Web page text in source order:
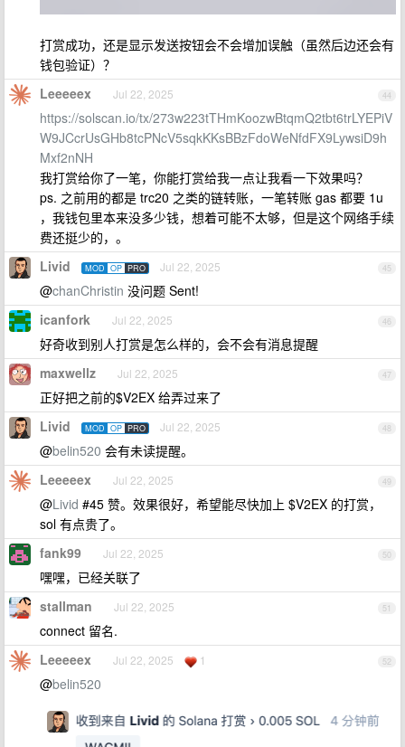
打赏成功，还是显示发送按钮会不会增加误触（虽然后边还会有
钱包验证）？
44
Leeeeex Jul 22, 2025
https://solscan.io/tx/273w223tTHmKoozwBtqmQ2tbt6trLYEPiV
W9JCcrUsGHb8tcPNcV5sqkKKsBBzFdoWeNfdFX9LywsiD9h
Mxf2nNH
我打赏给你了一笔，你能打赏给我一点让我看一下效果吗？
ps. 之前用的都是 trc20 之类的链转账，一笔转账 gas 都要 1u
，我钱包里本来没多少钱，想着可能不太够，但是这个网络手续
费还挺少的，。
45
Livid MOD OP PRO Jul 22, 2025
@chanChristin 没问题 Sent!
46
icanfork Jul 22, 2025
好奇收到别人打赏是怎么样的，会不会有消息提醒
47
maxwellz Jul 22, 2025
正好把之前的$V2EX 给弄过来了
48
Livid MOD OP PRO Jul 22, 2025
@belin520 会有未读提醒。
49
Leeeeex Jul 22, 2025
@Livid #45 赞。效果很好，希望能尽快加上 $V2EX 的打赏，
sol 有点贵了。
50
fank99 Jul 22, 2025
嘿嘿，已经关联了
51
stallman Jul 22, 2025
connect 留名.
52
Leeeeex Jul 22, 2025 1
@belin520